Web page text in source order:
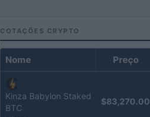
COTAÇÕES CRYPTO
Nome Preço
Kinza Babylon Staked
BTC
$83,270.00